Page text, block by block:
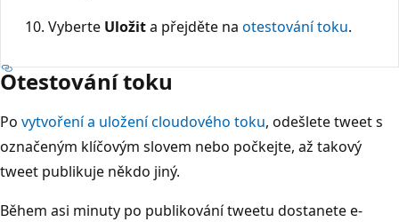
Vyberte Uložita přejděte na otestování toku.
Otestování toku
Po vytvoření a uložení cloudového toku, odešlete tweet s
označeným klíčovým slovem nebo počkejte, až takový
tweet publikuje někdo jiný.
Během asi minuty po publikování tweetu dostanete e-